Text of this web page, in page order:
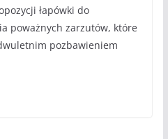
łapówki do
poważnych zarzutów, które
pozbawieniem